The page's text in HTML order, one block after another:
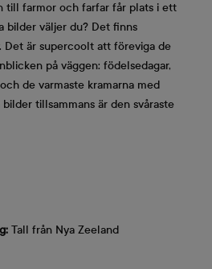
till farmor och farfar får plats i ett
bilder väljer du? Det finns
är supercoolt att föreviga de
på väggen: födelsedagar,
de varmaste kramarna med
tillsammans är den svåraste
Tall från Nya Zeeland